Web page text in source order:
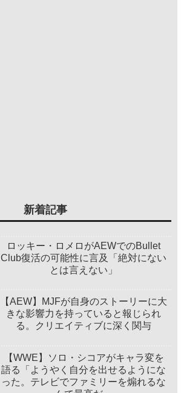
新着記事
ロッキー・ロメロがAEWでのBullet
Club復活の可能性に言及「絶対にない
とは言えない」
【AEW】MJFが自身のストーリーに大
きな影響力を持っていると報じられ
る。クリエイティブに深く関与
【WWE】ソロ・シコアがキャラ変を
語る「ようやく自分を出せるようにな
った。テレビでファミリーを煽れるな